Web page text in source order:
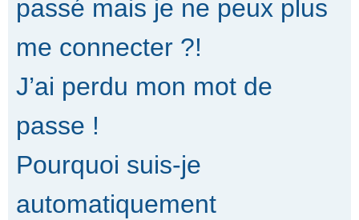
passé mais je ne peux plus
me connecter ?!
J’ai perdu mon mot de
passe !
Pourquoi suis-je
automatiquement